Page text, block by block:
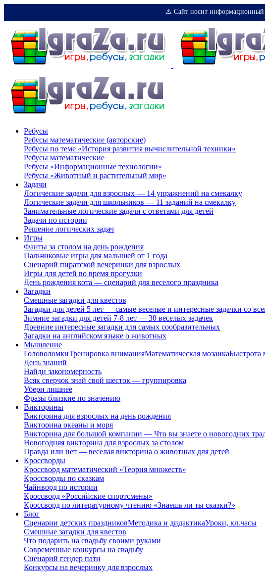
⚠️ Сайт носит информационный
Ребусы
Ребусы математические (авторские)
Ребусы по теме «История развития вычислительной техники»
Ребусы математические
Ребусы «Информационные технологии»
Ребусы «Животный и растительный мир»
Задачи
Логические задачи для взрослых — 14 упражнений на смекалку
Логические задачи для школьников — 11 заданий на смекалку
Занимательные логические задачи с ответами для детей
Задачи по истории
Решение логических задач
Игры
Фанты за столом на день рождения
Пальчиковые игры для малышей от 1 года
Сценарий пиратской вечеринки для взрослых
Игры для детей во время прогулки
День рождения кота — сценарий для веселого праздника
Загадки
Смешные загадки для квестов
Загадки для детей 5 лет — самые веселые и интересные задачки со
Зимние загадки для детей 7-8 лет — 30 веселых задачек
Древние интересные загадки для самых сообразительных
Загадки на английском языке о животных
Мышление
ГоловоломкиТренировка вниманияМатематическая мозаика
День знаний
Найди закономерность
Всяк сверчок знай свой шесток — группировка
Убери лишнее
Фразы близкие по значению
Викторины
Викторина для взрослых на день рождения
Викторина океаны и моря
Викторина для большой компании — Что вы знаете о новогодних
Новогодняя викторина для взрослых за столом
Правда или нет — веселая викторина о животных для детей
Кроссворды
Кроссворд математический «Теория множеств»
Кроссворды по сказкам
Чайнворд по истории
Кроссворд «Российские спортсмены»
Кроссворд по литературному чтению «Знаешь ли ты сказки?»
Блог
Сценарии детских праздниковМетодика и дидактикаУроки, кл.часы
Смешные загадки для квестов
Что подарить на свадьбу своими руками
Современные конкурсы на свадьбу
Сценарий гендер пати
Конкурсы на вечеринку для взрослых